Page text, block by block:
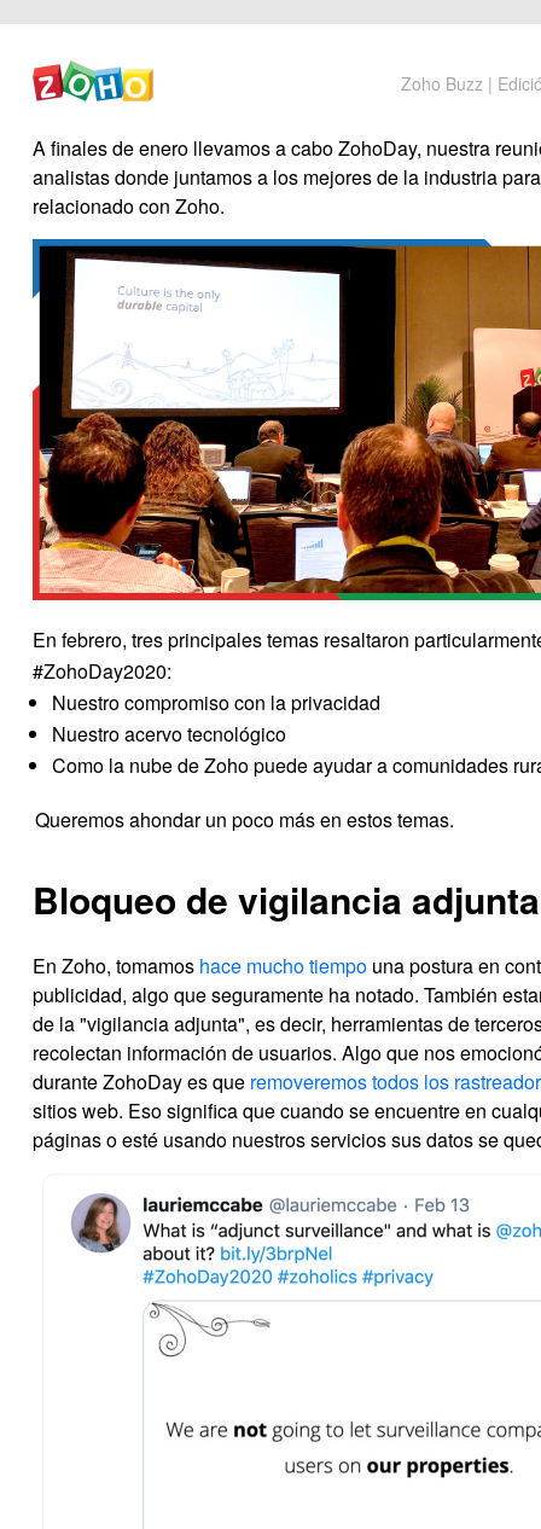
Zoho Buzz |
A finales de enero llevamos a cabo ZohoDay, nuestra
analistas donde juntamos a los mejores de la industria
relacionado con Zoho.
En febrero, tres principales temas resaltaron
#ZohoDay2020:
Nuestro compromiso con la privacidad
Nuestro acervo tecnológico
Como la nube de Zoho puede ayudar a comunidades
Queremos ahondar un poco más en estos temas.
Bloqueo de vigilancia
En Zoho, tomamos hace mucho tiempo una postura en
publicidad, algo que seguramente ha notado. También
de la "vigilancia adjunta", es decir, herramientas de
recolectan información de usuarios. Algo que nos
durante ZohoDay es que removeremos todos los
sitios web. Eso significa que cuando se encuentre en
páginas o esté usando nuestros servicios sus datos se